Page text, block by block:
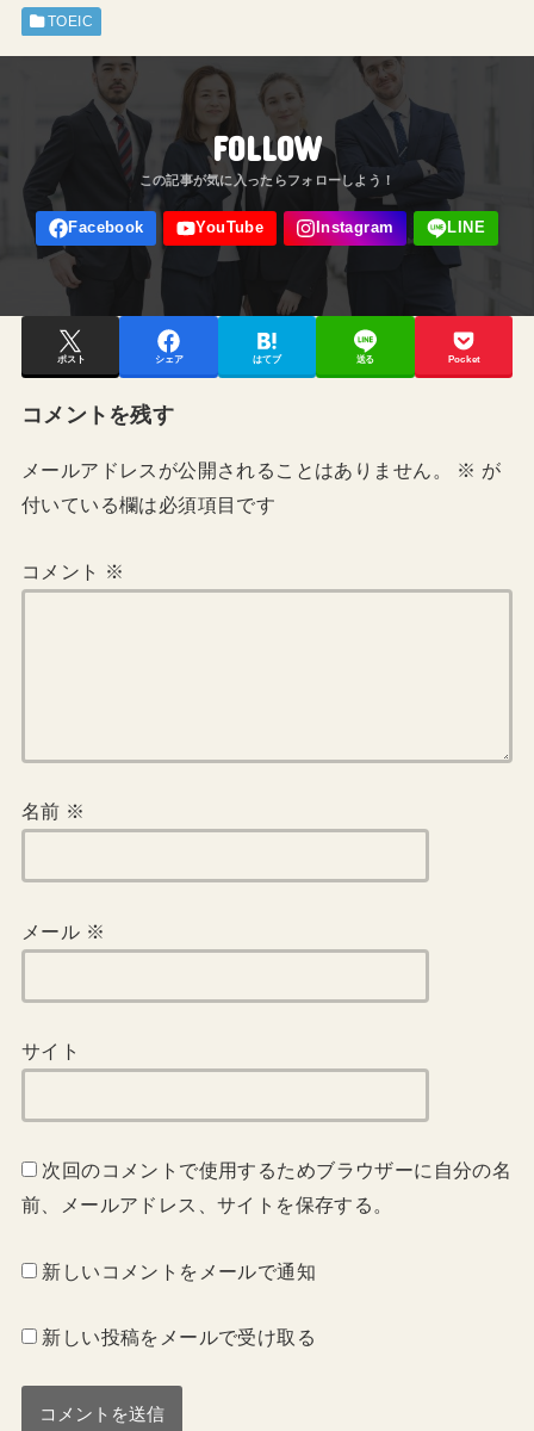
TOEIC
FOLLOW
ポスト シェア はてブ 送る Pocket
コメントを残す
メールアドレスが公開されることはありません。 ※ が
付いている欄は必須項目です
コメント ※
名前 ※
メール ※
サイト
次回のコメントで使用するためブラウザーに自分の名
前、メールアドレス、サイトを保存する。
新しいコメントをメールで通知
新しい投稿をメールで受け取る